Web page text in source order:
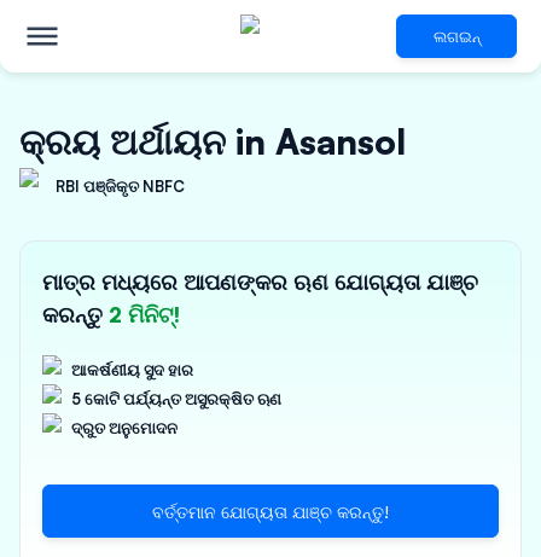
ଲଗଇନ୍
କ୍ରୟ ଅର୍ଥାୟନ in Asansol
RBI ପଞ୍ଜିକୃତ NBFC
ମାତ୍ର ମଧ୍ୟରେ ଆପଣଙ୍କର ଋଣ ଯୋଗ୍ୟତା ଯାଞ୍ଚ
କରନ୍ତୁ 2 ମିନିଟ୍!
ଆକର୍ଷଣୀୟ ସୁଦ ହାର
5 କୋଟି ପର୍ଯ୍ୟନ୍ତ ଅସୁରକ୍ଷିତ ଋଣ
ଦ୍ରୁତ ଅନୁମୋଦନ
ବର୍ତ୍ତମାନ ଯୋଗ୍ୟତା ଯାଞ୍ଚ କରନ୍ତୁ!